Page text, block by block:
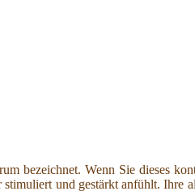
bezeichnet. Wenn Sie dieses
und gestärkt anfühlt. Ihre